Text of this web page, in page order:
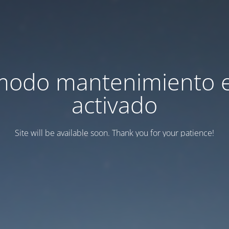
mantenimiento
activado
Site will be available soon. Thank you for your patience!